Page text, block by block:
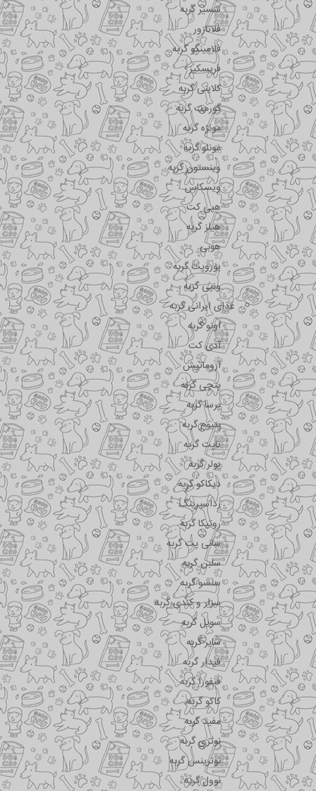
شسیر گربه
فلاتازور
فلامینگو گربه
فریسکیز
کلاینی گربه
گورمت گربه
مونژه گربه
مونلو گربه
وینستون گربه
ویسکاس
هپی کت
هیلز گربه
هوبی
یوروپت گربه
ونپی گربه
غذای ایرانی گربه
اونو گربه
آدی کت
آروماتیش
پتچی گربه
پرسا گربه
پتیوم گربه
تاپت گربه
پولر گربه
دیکاکو گربه
رداسپرینگ
روتیکا گربه
سانی پت گربه
سلبن گربه
سنسو گربه
سزار و کندی گربه
سویل گربه
شایر گربه
فیدار گربه
فیفورا گربه
کاکو گربه
مفید گربه
نوتری گربه
نوترینس گربه
نوول گربه